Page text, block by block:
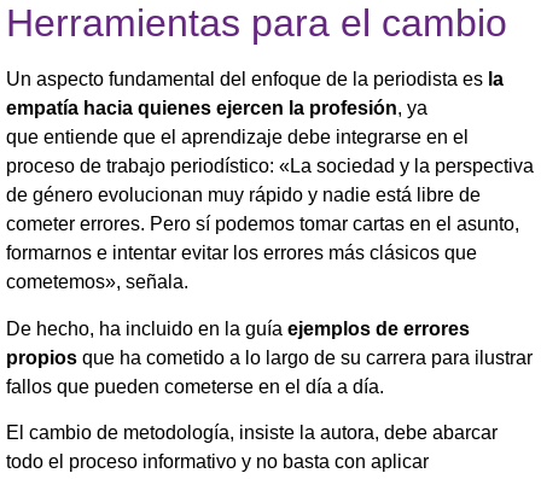
Herramientas para el cambio
Un aspecto fundamental del enfoque de la periodista es la
empatía hacia quienes ejercen la profesión, ya
que entiende que el aprendizaje debe integrarse en el
proceso de trabajo periodístico: «La sociedad y la perspectiva
de género evolucionan muy rápido y nadie está libre de
cometer errores. Pero sí podemos tomar cartas en el asunto,
formarnos e intentar evitar los errores más clásicos que
cometemos», señala.
De hecho, ha incluido en la guía ejemplos de errores
propios que ha cometido a lo largo de su carrera para ilustrar
fallos que pueden cometerse en el día a día.
El cambio de metodología, insiste la autora, debe abarcar
todo el proceso informativo y no basta con aplicar